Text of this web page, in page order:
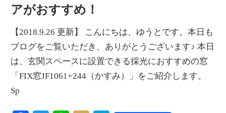
アがおすすめ！
【2018.9.26 更新】 こんにちは、ゆうとです。本日も
ブログをご覧いただき、ありがとうございます♪ 本日
は、玄関スペースに設置できる採光におすすめの窓
「FIX窓JF1061+244（かすみ）」をご紹介します。
Sp